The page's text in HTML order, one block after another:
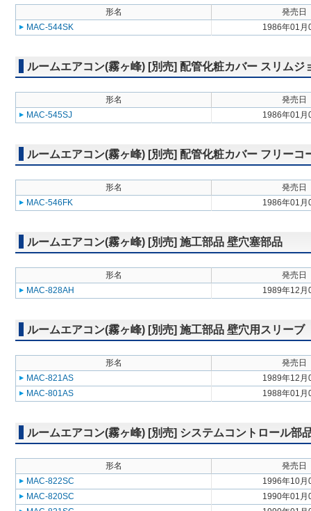
形名
発売日
MAC-544SK
1986年01月
ルームエアコン(霧ヶ峰) [別売] 配管化粧カバー スリムジ
形名
発売日
MAC-545SJ
1986年01月
ルームエアコン(霧ヶ峰) [別売] 配管化粧カバー フリーコ
形名
発売日
MAC-546FK
1986年01月
ルームエアコン(霧ヶ峰) [別売] 施工部品 壁穴塞部品
形名
発売日
MAC-828AH
1989年12月
ルームエアコン(霧ヶ峰) [別売] 施工部品 壁穴用スリーブ
形名
発売日
MAC-821AS
1989年12月
MAC-801AS
1988年01月
ルームエアコン(霧ヶ峰) [別売] システムコントロール部
形名
発売日
MAC-822SC
1996年10月
MAC-820SC
1990年01月